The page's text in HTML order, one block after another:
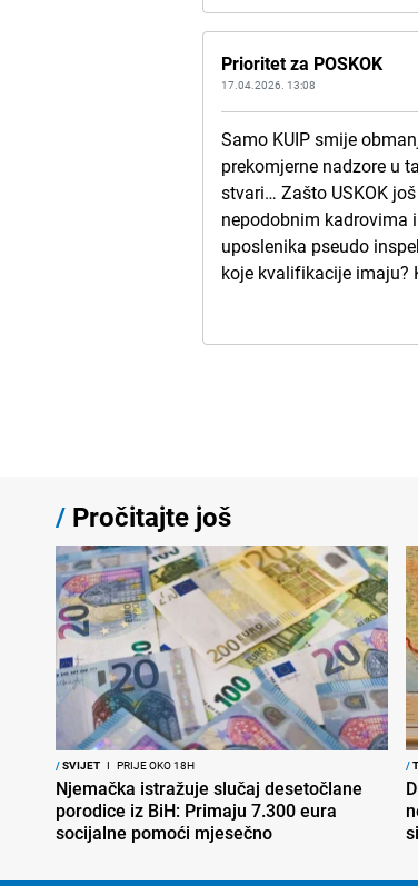
Prioritet za POSKOK
17.04.2026. 13:08
Samo KUIP smije
prekomjerne nadzore u
stvari… Zašto USKOK
nepodobnim kadrovima
uposlenika pseudo
koje kvalifikacije imaju?
/ Pročitajte još
/SVIJET I PRIJE OKO 18H
Njemačka istražuje slučaj desetočlane
porodice iz BiH: Primaju 7.300 eura
socijalne pomoći mjesečno
/